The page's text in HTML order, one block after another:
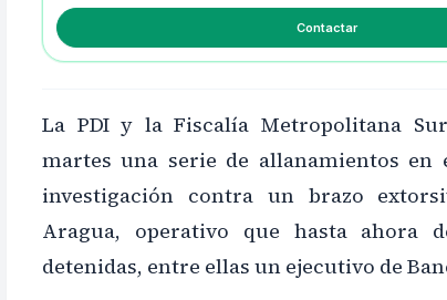
Contactar
La PDI y la Fiscalía Metropolitana
martes una serie de allanamientos en
investigación contra un brazo
Aragua, operativo que hasta ahora
detenidas, entre ellas un ejecutivo de